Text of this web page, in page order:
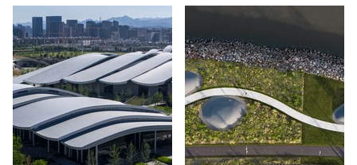
Architects
Architects